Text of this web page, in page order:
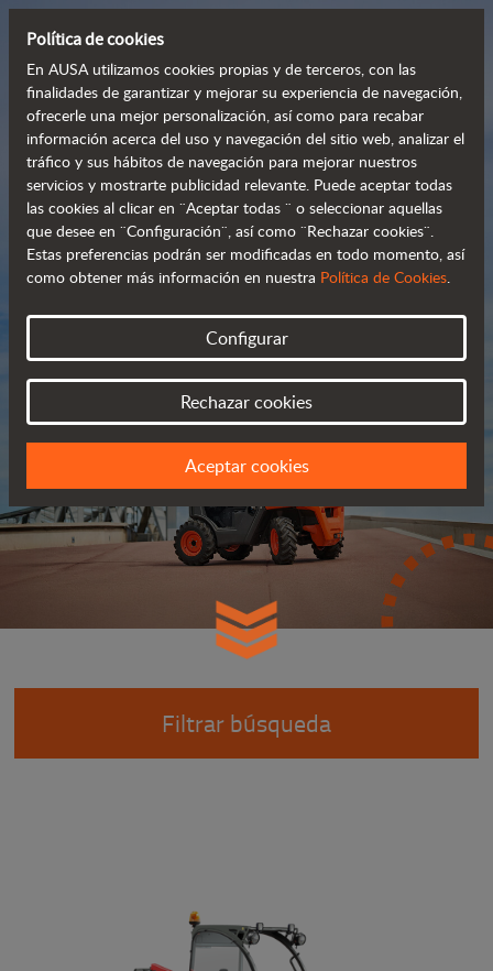
Manipuladores
telescópicos
compactos y versátiles
Catálogo
Filtrar búsqueda
Política de cookies
En AUSA utilizamos cookies propias y de terceros, con las
finalidades de garantizar y mejorar su experiencia de navegación,
ofrecerle una mejor personalización, así como para recabar
información acerca del uso y navegación del sitio web, analizar el
tráfico y sus hábitos de navegación para mejorar nuestros
servicios y mostrarte publicidad relevante. Puede aceptar todas
las cookies al clicar en ¨Aceptar todas ¨ o seleccionar aquellas
que desee en ¨Configuración¨, así como ¨Rechazar cookies¨.
Estas preferencias podrán ser modificadas en todo momento, así
como obtener más información en nuestra Política de Cookies.
Configurar
Rechazar cookies
Aceptar cookies